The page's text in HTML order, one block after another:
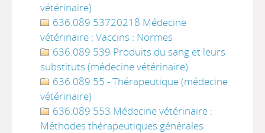
vétérinaire)
636.089 53720218 Médecine
vétérinaire : Vaccins : Normes
636.089 539 Produits du sang et leurs
substituts (médecine vétérinaire)
636.089 55 - Thérapeutique (médecine
vétérinaire)
636.089 553 Médecine vétérinaire :
Méthodes thérapeutiques générales